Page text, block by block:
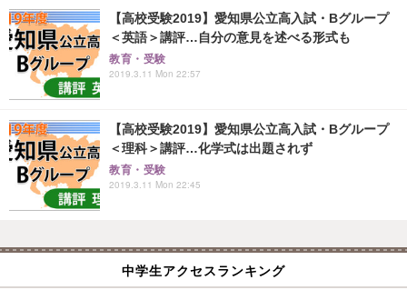
【高校受験2019】愛知県公立高入試・Bグループ
＜英語＞講評…自分の意見を述べる形式も
教育・受験
2019.3.11 Mon 22:57
【高校受験2019】愛知県公立高入試・Bグループ
＜理科＞講評…化学式は出題されず
教育・受験
2019.3.11 Mon 22:45
中学生アクセスランキング